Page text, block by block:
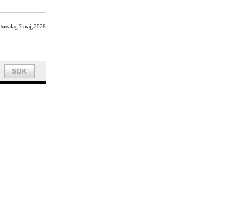
torsdag 7 maj, 2026